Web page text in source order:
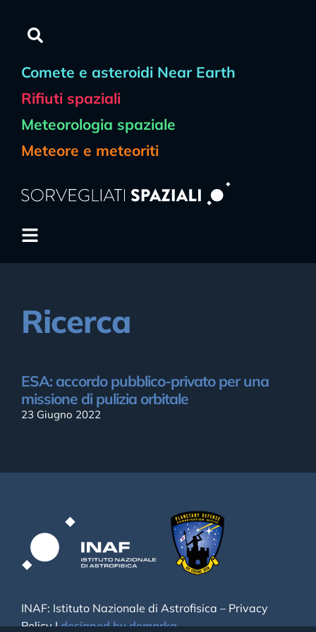
Comete e asteroidi Near Earth
Rifiuti spaziali
Meteorologia spaziale
Meteore e meteoriti
Ricerca
ESA: accordo pubblico-privato per una
missione di pulizia orbitale
23 Giugno 2022
INAF: Istituto Nazionale di Astrofisica – Privacy
Policy|designed by demarka